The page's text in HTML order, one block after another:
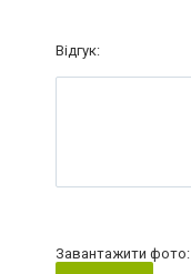
Відгук:
Завантажити фото: